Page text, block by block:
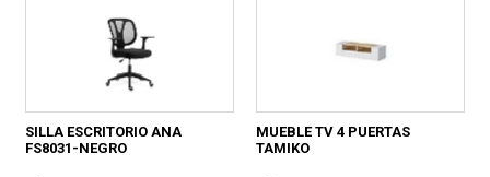
SILLA ESCRITORIO ANA
FS8031-NEGRO
MUEBLE TV 4 PUERTAS
TAMIKO